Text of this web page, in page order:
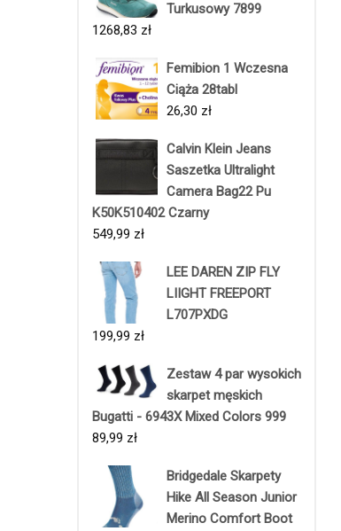
Turkusowy 7899
1268,83 zł
Femibion 1 Wczesna
Ciąża 28tabl
26,30 zł
Calvin Klein Jeans
Saszetka Ultralight
Camera Bag22 Pu
K50K510402 Czarny
549,99 zł
LEE DAREN ZIP FLY
LIIGHT FREEPORT
L707PXDG
199,99 zł
Zestaw 4 par wysokich
skarpet męskich
Bugatti - 6943X Mixed Colors 999
89,99 zł
Bridgedale Skarpety
Hike All Season Junior
Merino Comfort Boot